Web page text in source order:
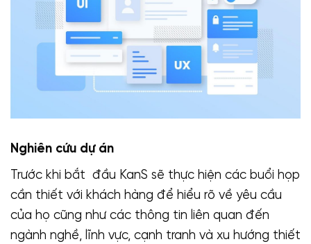
Nghiên cứu dự án
Trước khi bắt đầu KanS sẽ thực hiện các buổi họp
cần thiết với khách hàng để hiểu rõ về yêu cầu
của họ cũng như các thông tin liên quan đến
ngành nghề, lĩnh vực, cạnh tranh và xu hướng thiết